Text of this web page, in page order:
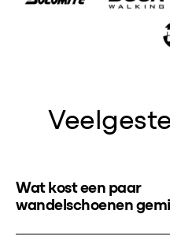
Wat kost een paar
wandelschoenen